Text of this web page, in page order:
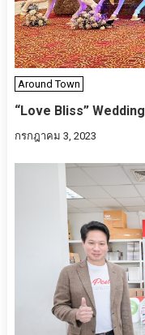
Around Town
“Love Bliss”
กรกฎาคม 3, 2023